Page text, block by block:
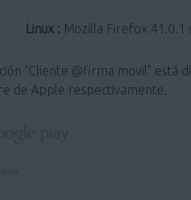
Linux : Mozilla Firefox 41.0.1
"Cliente @firma movil" está
de Apple respectivamente.